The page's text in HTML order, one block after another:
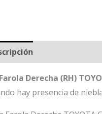
Farola Derecha (RH)
hay presencia de